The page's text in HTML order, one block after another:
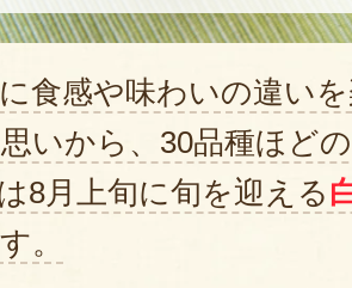
2021年10月13日 /
に食感や味わいの違い
いから、30品種ほど
8月上旬に旬を迎える
。